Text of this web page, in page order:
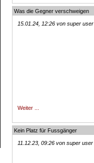
Was die Gegner verschweigen
15.01.24, 12:26 von super user
Weiter ...
Kein Platz für Fussgänger
11.12.23, 09:26 von super user